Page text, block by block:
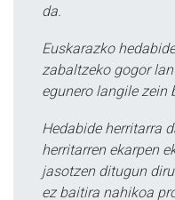
da.
Euskarazko
zabaltzeko gogor
egunero langile zein
Hedabide herritarra
herritarren ekarpen
jasotzen ditugun
ez baitira nahikoa